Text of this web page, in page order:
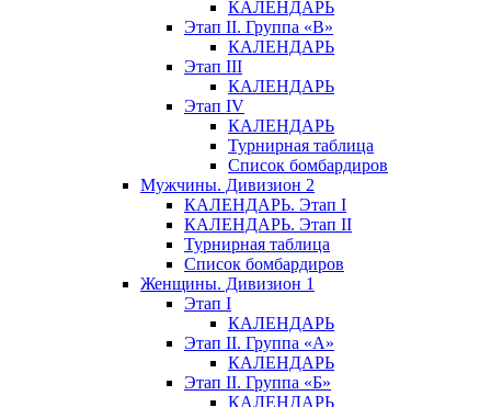
КАЛЕНДАРЬ
Этап II. Группа «В»
КАЛЕНДАРЬ
Этап III
КАЛЕНДАРЬ
Этап IV
КАЛЕНДАРЬ
Турнирная таблица
Список бомбардиров
Мужчины. Дивизион 2
КАЛЕНДАРЬ. Этап I
КАЛЕНДАРЬ. Этап II
Турнирная таблица
Список бомбардиров
Женщины. Дивизион 1
Этап I
КАЛЕНДАРЬ
Этап II. Группа «А»
КАЛЕНДАРЬ
Этап II. Группа «Б»
КАЛЕНДАРЬ